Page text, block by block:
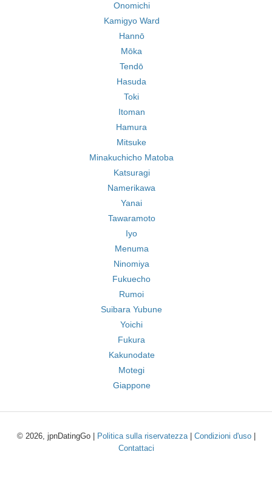
Onomichi
Kamigyo Ward
Hannō
Mōka
Tendō
Hasuda
Toki
Itoman
Hamura
Mitsuke
Minakuchicho Matoba
Katsuragi
Namerikawa
Yanai
Tawaramoto
Iyo
Menuma
Ninomiya
Fukuecho
Rumoi
Suibara Yubune
Yoichi
Fukura
Kakunodate
Motegi
Giappone
© 2026, jpnDatingGo | Politica sulla riservatezza| Condizioni d'uso|
Contattaci